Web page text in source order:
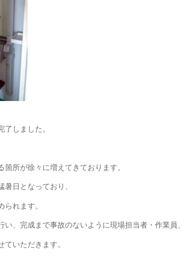
しました。
所が徐々に増えてきております。
日となっており、
れます。
、完成まで事故のないように現場担当者・作業員、
いただきます。